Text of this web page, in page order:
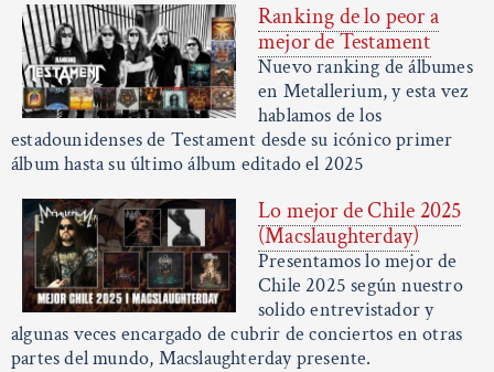
Ranking de lo peor a
mejor de Testament
Nuevo ranking de álbumes
en Metallerium, y esta vez
hablamos de los
estadounidenses de Testament desde su icónico primer
álbum hasta su último álbum editado el 2025
Lo mejor de Chile 2025
(Macslaughterday)
Presentamos lo mejor de
Chile 2025 según nuestro
solido entrevistador y
algunas veces encargado de cubrir de conciertos en otras
partes del mundo, Macslaughterday presente.